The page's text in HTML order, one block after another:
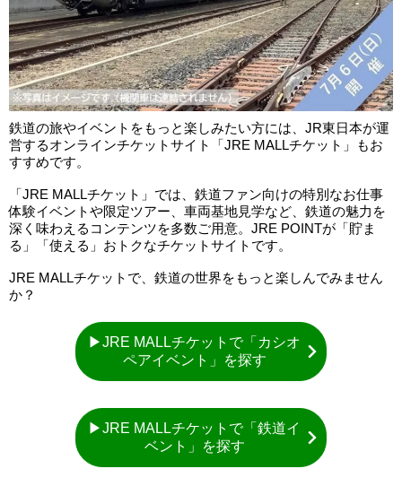
鉄道の旅やイベントをもっと楽しみたい方には、JR東日本が運
営するオンラインチケットサイト「JRE MALLチケット」もお
すすめです。
「JRE MALLチケット」では、鉄道ファン向けの特別なお仕事
体験イベントや限定ツアー、車両基地見学など、鉄道の魅力を
深く味わえるコンテンツを多数ご用意。JRE POINTが「貯ま
る」「使える」おトクなチケットサイトです。
JRE MALLチケットで、鉄道の世界をもっと楽しんでみません
か？
▶JRE MALLチケットで「カシオ
ペアイベント」を探す
▶JRE MALLチケットで「鉄道イ
ベント」を探す